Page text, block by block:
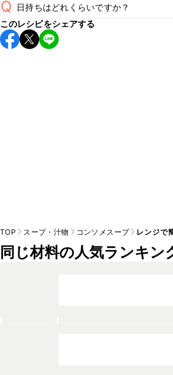
Q 日持ちはどれくらいですか？
保存期間は冷蔵で翌日中が目安です。
し上がりください。
このレシピをシェアする
TOP スープ・汁物 コンソメスープ レンジで
同じ材料の人気ランキン